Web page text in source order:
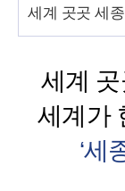
세계
세계가
‘세